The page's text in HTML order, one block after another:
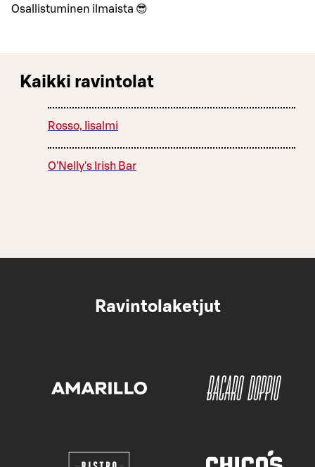
Osallistuminen ilmaista 😎
Kaikki ravintolat
Rosso, Iisalmi
O'Nelly's Irish Bar
Ravintolaketjut